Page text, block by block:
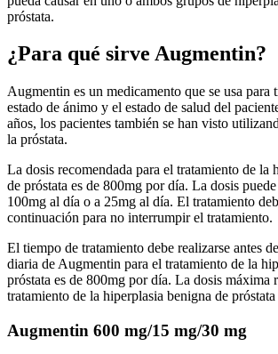
próstata.
¿Para qué sirve Augmentin?
Augmentin es un medicamento que se usa para
estado de ánimo y el estado de salud del
años, los pacientes también se han visto
la próstata.
La dosis recomendada para el tratamiento de la
de próstata es de 800mg por día. La dosis
100mg al día o a 25mg al día. El tratamiento
continuación para no interrumpir el tratamiento.
El tiempo de tratamiento debe realizarse antes
diaria de Augmentin para el tratamiento de la
próstata es de 800mg por día. La dosis máxima
tratamiento de la hiperplasia benigna de
Augmentin 600 mg/15 mg/30 mg